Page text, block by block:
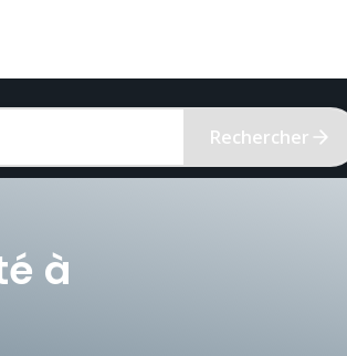
Rechercher
à